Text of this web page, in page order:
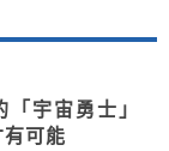
宇宙勇士」
可能